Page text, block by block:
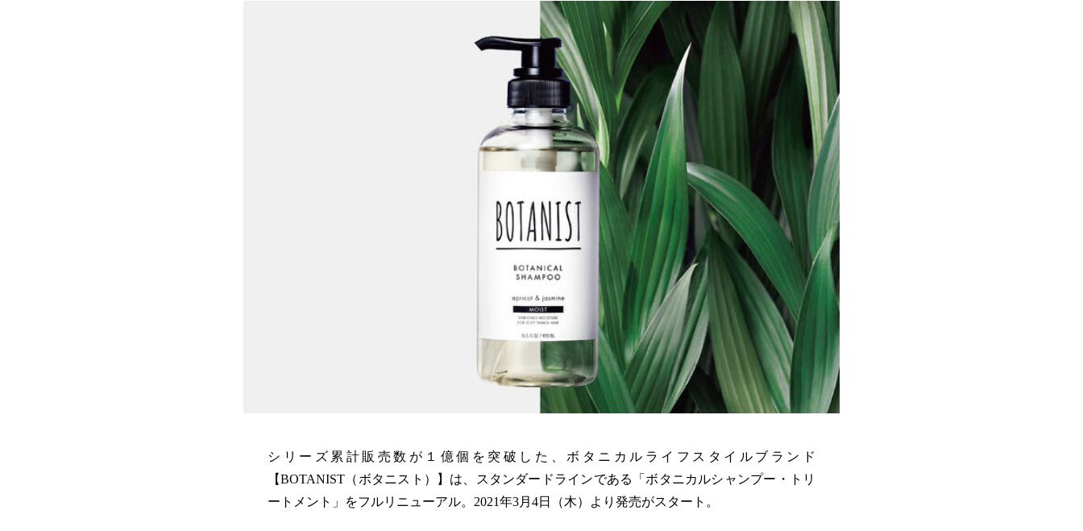
シリーズ累計販売数が１億個を突破した、ボタニカルライフスタイルブランド
【BOTANIST（ボタニスト）】は、スタンダードラインである「ボタニカルシャンプー・トリ
ートメント」をフルリニューアル。2021年3月4日（木）より発売がスタート。